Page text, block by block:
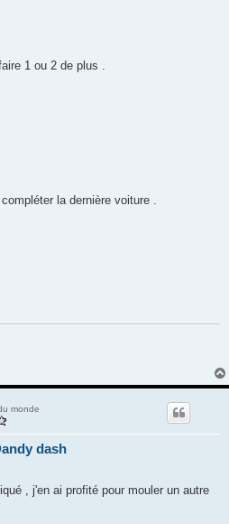
1 ou 2 de plus .
la dernière voiture .
monde
dash
, j'en ai profité pour mouler un autre